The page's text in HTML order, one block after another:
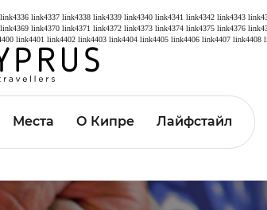
link4336 link4337 link4338 link4339 link4340 link4341 link4342 link4343
link4369 link4370 link4371 link4372 link4373 link4374 link4375 link4376
link4401 link4402 link4403 link4404 link4405 link4406 link4407 link4408
Места О Кипре Лайфстайл